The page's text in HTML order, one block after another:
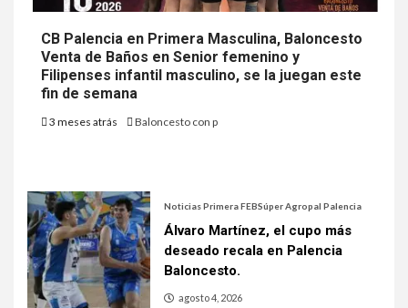
CB Palencia en Primera Masculina, Baloncesto
Venta de Baños en Senior femenino y
Filipenses infantil masculino, se la juegan este
fin de semana
3 meses atrás Baloncesto con p
Noticias Primera FEBSúper Agropal Palencia
Álvaro Martínez, el cupo más
deseado recala en Palencia
Baloncesto.
agosto 4, 2026